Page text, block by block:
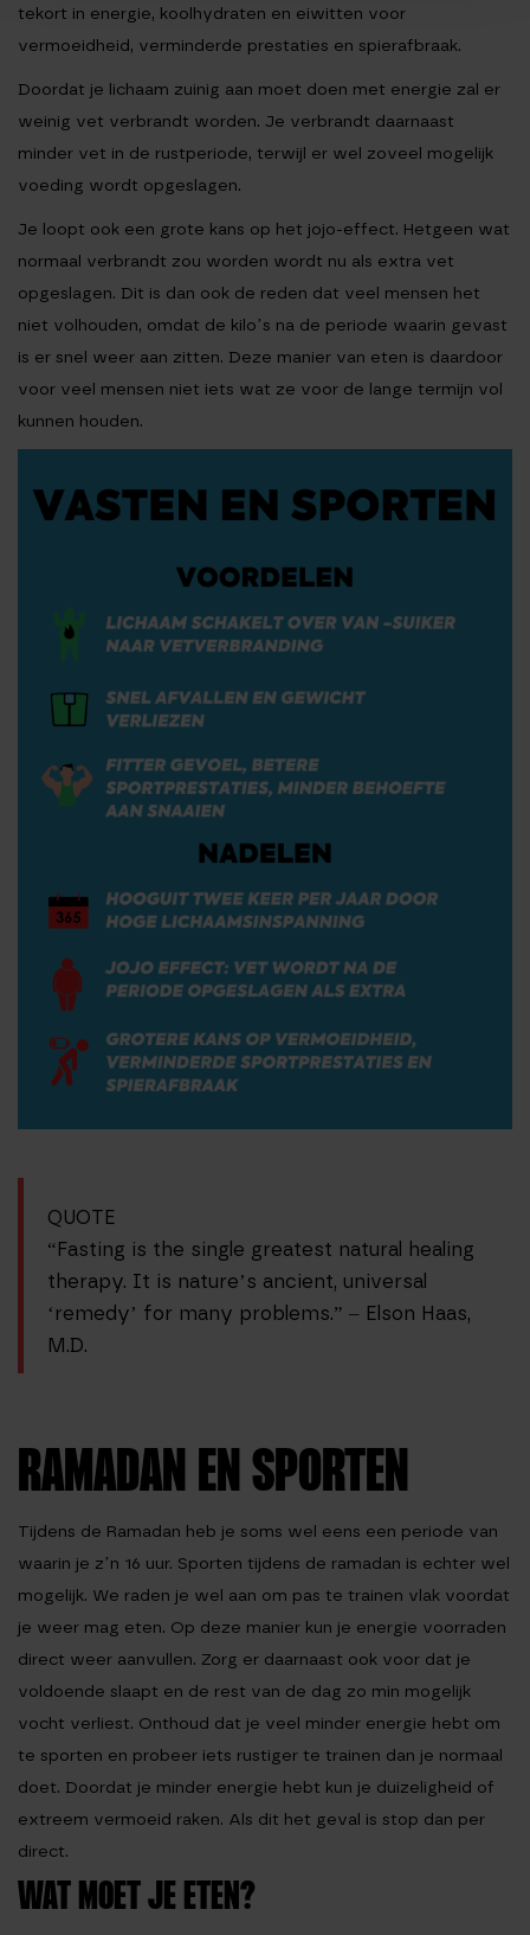
tekort in energie, koolhydraten en eiwitten voor
vermoeidheid, verminderde prestaties en spierafbraak.
Doordat je lichaam zuinig aan moet doen met energie zal er
weinig vet verbrandt worden. Je verbrandt daarnaast
minder vet in de rustperiode, terwijl er wel zoveel mogelijk
voeding wordt opgeslagen.
Je loopt ook een grote kans op het jojo-effect. Hetgeen wat
normaal verbrandt zou worden wordt nu als extra vet
opgeslagen. Dit is dan ook de reden dat veel mensen het
niet volhouden, omdat de kilo’s na de periode waarin gevast
is er snel weer aan zitten. Deze manier van eten is daardoor
voor veel mensen niet iets wat ze voor de lange termijn vol
kunnen houden.
QUOTE
“Fasting is the single greatest natural healing
therapy. It is nature’s ancient, universal
‘remedy’ for many problems.” – Elson Haas,
M.D.
RAMADAN EN SPORTEN
Tijdens de Ramadan heb je soms wel eens een periode van
waarin je z’n 16 uur. Sporten tijdens de ramadan is echter wel
mogelijk. We raden je wel aan om pas te trainen vlak voordat
je weer mag eten. Op deze manier kun je energie voorraden
direct weer aanvullen. Zorg er daarnaast ook voor dat je
voldoende slaapt en de rest van de dag zo min mogelijk
vocht verliest. Onthoud dat je veel minder energie hebt om
te sporten en probeer iets rustiger te trainen dan je normaal
doet. Doordat je minder energie hebt kun je duizeligheid of
extreem vermoeid raken. Als dit het geval is stop dan per
direct.
WAT MOET JE ETEN?